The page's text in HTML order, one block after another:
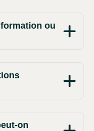
ou
on